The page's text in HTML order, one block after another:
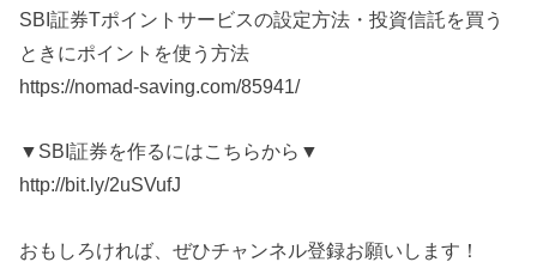
SBI証券Tポイントサービスの設定方法・投資信託を買う
ときにポイントを使う方法
https://nomad-saving.com/85941/
▼SBI証券を作るにはこちらから▼
http://bit.ly/2uSVufJ
おもしろければ、ぜひチャンネル登録お願いします！